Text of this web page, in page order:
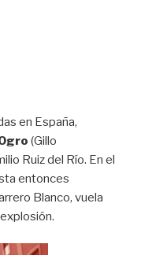
en España,
(Gillo
Ruiz del Río. En el
entonces
Blanco, vuela